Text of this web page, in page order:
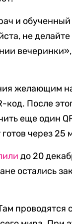
и
не
желающим
код. После
еще один
через 25
до 20
остались
проводятся